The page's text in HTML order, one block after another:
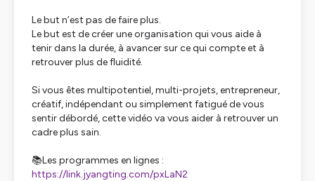
Le but n’est pas de faire plus.
Le but est de créer une organisation qui vous aide à
tenir dans la durée, à avancer sur ce qui compte et à
retrouver plus de fluidité.
Si vous êtes multipotentiel, multi-projets, entrepreneur,
créatif, indépendant ou simplement fatigué de vous
sentir débordé, cette vidéo va vous aider à retrouver un
cadre plus sain.
📚Les programmes en lignes :
https://link.jyangting.com/pxLaN2